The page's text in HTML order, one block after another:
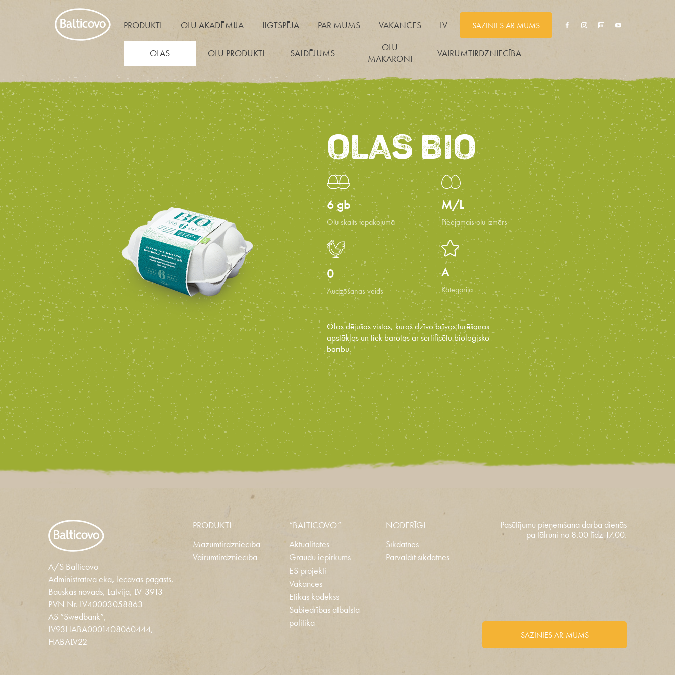
PRODUKTI
OLAS OLU PRODUKTI SALDĒJUMS
OLU
MAKARONI
VAIRUMTIRDZNIECĪBA
OLU AKADĒMIJA ILGTSPĒJA PAR MUMS VAKANCES LV SAZINIES AR MUMS
OLAS BIO
6 gb
Olu skaits iepakojumā
M/L
Pieejamais olu izmērs
0
Audzēšanas veids
A
Kategorija
Olas dējušas vistas, kuras dzīvo brīvos turēšanas
apstākļos un tiek barotas ar sertificētu bioloģisko
barību.
A/S Balticovo
Administratīvā ēka, Iecavas pagasts,
Bauskas novads, Latvija, LV-3913
PVN Nr. LV40003058863
AS “Swedbank”,
LV93HABA0001408060444,
HABALV22
PRODUKTI
Mazumtirdzniecība
Vairumtirdzniecība
“BALTICOVO”
Aktualitātes
Graudu iepirkums
ES projekti
Vakances
Ētikas kodekss
Sabiedrības atbalsta
politika
NODERĪGI
Sīkdatnes
Pārvaldīt sīkdatnes
Pasūtījumu pieņemšana darba dienās
pa tālruni no 8.00 līdz 17.00.
SAZINIES AR MUMS